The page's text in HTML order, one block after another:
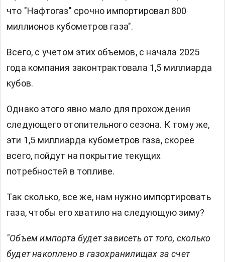
что "Нафтогаз" срочно импортировал 800
миллионов кубометров газа".
Всего, с учетом этих объемов, с начала 2025
года компания законтрактовала 1,5 миллиарда
кубов.
Однако этого явно мало для прохождения
следующего отопительного сезона. К тому же,
эти 1,5 миллиарда кубометров газа, скорее
всего, пойдут на покрытие текущих
потребностей в топливе.
Так сколько, все же, нам нужно импортировать
газа, чтобы его хватило на следующую зиму?
"Объем импорта будет зависеть от того, сколько
будет накоплено в газохранилищах за счет